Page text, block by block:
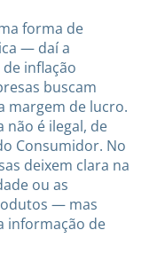
forma de
— daí a
inflação
buscam
margem de lucro.
não é ilegal, de
Consumidor. No
deixem clara na
ou as
— mas
informação de